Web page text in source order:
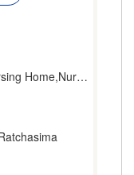
Home